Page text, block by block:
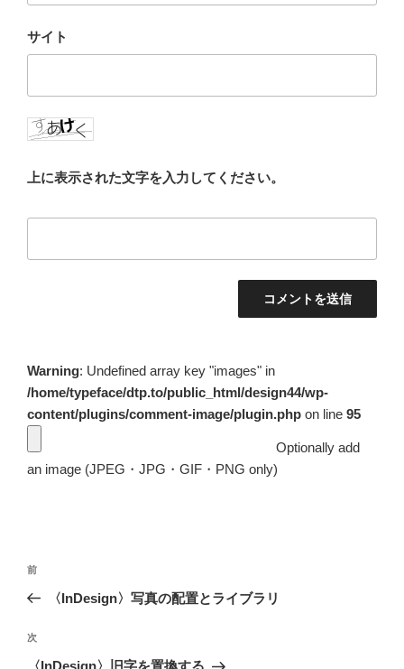
サイト
上に表示された文字を入力してください。
Warning: Undefined array key "images" in
/home/typeface/dtp.to/public_html/design44/wp-
content/plugins/comment-image/plugin.php on line 95
Optionally add
an image (JPEG・JPG・GIF・PNG only)
投
ナ
ビ
ゲ
前
の
稿
前
〈InDesign〉写真の配置とライブラリ
次
の
次
〈InDesign〉旧字を置換する